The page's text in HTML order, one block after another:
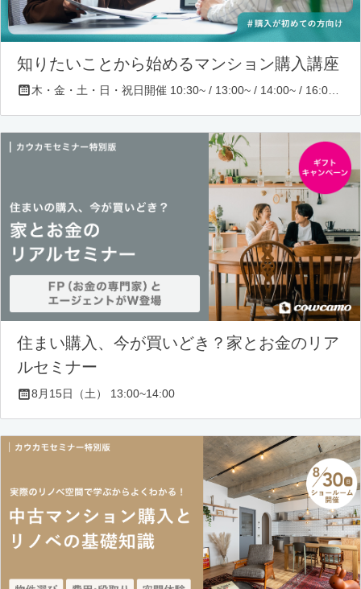
知りたいことから始めるマンション購入講座
住まい購入、今が買いどき？家とお金のリア
ルセミナー
8月15日（土） 13:00~14:00